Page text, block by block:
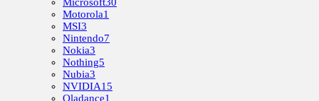
Motorola1
MSI3
Nintendo7
Nokia3
Nothing5
Nubia3
NVIDIA15
Oladance1